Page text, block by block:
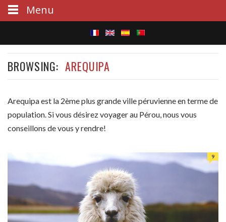
S
e
r
BROWSING: AREQUIPA
Arequipa est la 2ème plus grande ville péruvienne en terme de
population. Si vous désirez voyager au Pérou, nous vous
conseillons de vous y rendre!
9
Menu